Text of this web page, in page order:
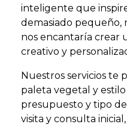
inteligente que
demasiado pequeño,
nos encantaría crear
creativo y
Nuestros servicios te
paleta vegetal y
presupuesto y tipo
visita y consulta